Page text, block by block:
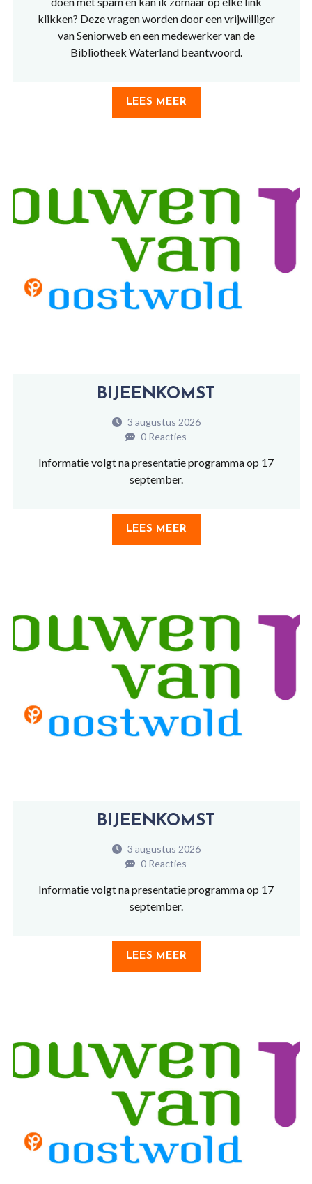
klikken? Deze vragen worden door een vrijwilliger
van Seniorweb en een medewerker van de
Bibliotheek Waterland beantwoord.
LEES MEER
BIJEENKOMST
3 augustus 2026
0 Reacties
Informatie volgt na presentatie programma op 17
september.
LEES MEER
BIJEENKOMST
3 augustus 2026
0 Reacties
Informatie volgt na presentatie programma op 17
september.
LEES MEER